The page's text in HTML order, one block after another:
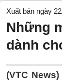
Xuất bản ngày
Những
dành
(VTC News)